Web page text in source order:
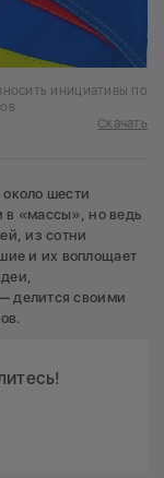
инициативы по
Скачать
шести
в «массы», но ведь
из сотни
и их воплощает
делится своими